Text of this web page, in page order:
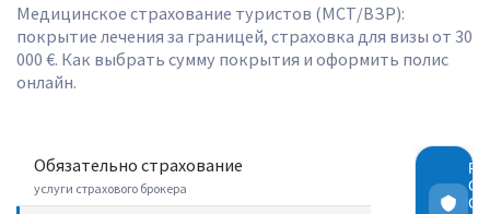
Медицинское страхование туристов (МСТ/ВЗР):
покрытие лечения за границей, страховка для визы от 30
000 €. Как выбрать сумму покрытия и оформить полис
онлайн.
Обязательно страхование
услуги страхового брокера